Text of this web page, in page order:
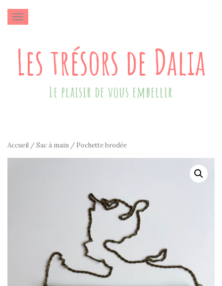
AFFICHER/MASQUER LA NAVIGATION
Les trésors de Dalia
Le plaisir de vous embellir
Accueil /Sac à main / Pochette brodée